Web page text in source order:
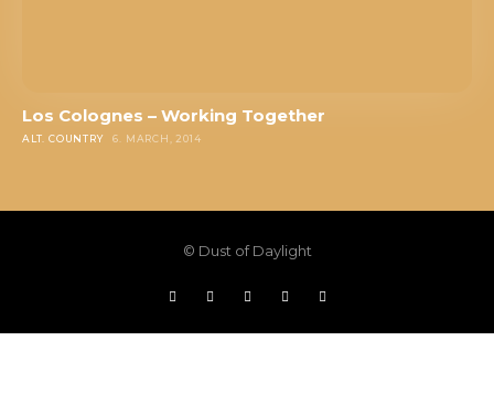
Los Colognes – Working Together
ALT. COUNTRY 6. MARCH, 2014
© Dust of Daylight